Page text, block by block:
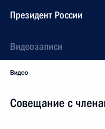
Президент России
Видеозаписи
Видео
Совещание с